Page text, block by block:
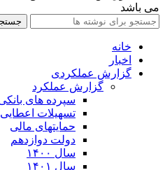
می باشد
خانه
اخبار
گزارش عملکردی
گزارش عملکرد
سپرده های
تسهیلات اعطایی
حمایتهای مالی
دولت دوازدهم
سال ۱۴۰۰
سال ۱۴۰۱